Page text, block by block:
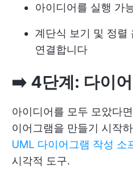
아이디어를 실행 가
계단식 보기 및 정렬
연결합니다
➡️ 4단계: 다이
아이디어를 모두 모았다
이어그램을 만들기 시작
UML 다이어그램 작성 소
시각적 도구.